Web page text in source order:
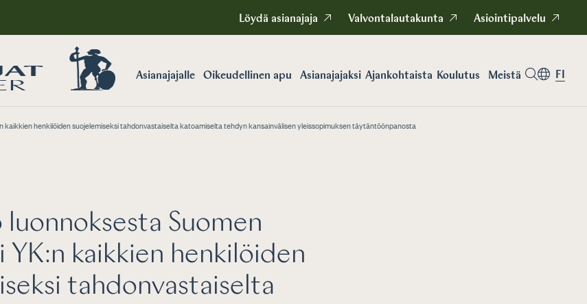
Löydä asianajaja Valvontalautakunta Asiointipalvelu
Asianajajalle Oikeudellinen apu Asianajajaksi Ajankohtaista Koulutus Meistä FI
kaikkien henkilöiden suojelemiseksi tahdonvastaiselta katoamiselta tehdyn kansainvälisen yleissopimuksen täytäntöönpanosta
luonnoksesta Suomen
YK:n kaikkien henkilöiden
tahdonvastaiselta